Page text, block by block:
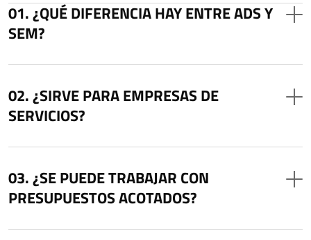
¿QUÉ DIFERENCIA HAY ENTRE ADS Y
SEM?
¿SIRVE PARA EMPRESAS DE
SERVICIOS?
¿SE PUEDE TRABAJAR CON
PRESUPUESTOS ACOTADOS?